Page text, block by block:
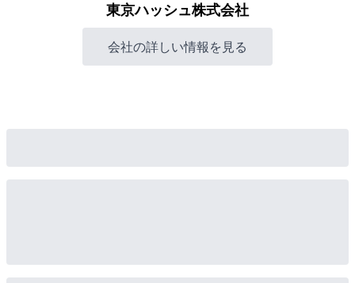
東京ハッシュ株式会社
会社の詳しい情報を見る